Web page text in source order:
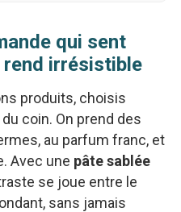
qui sent
rend irrésistible
produits, choisis
coin. On prend des
au parfum franc, et
Avec une pâte sablée
se joue entre le
sans jamais